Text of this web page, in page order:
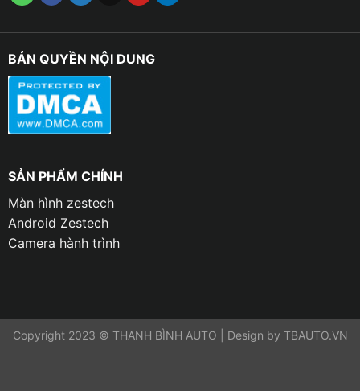
BẢN QUYỀN NỘI DUNG
SẢN PHẨM CHÍNH
Màn hình zestech
Android Zestech
Camera hành trình
Copyright 2023 © THANH BÌNH AUTO | Design by TBAUTO.VN